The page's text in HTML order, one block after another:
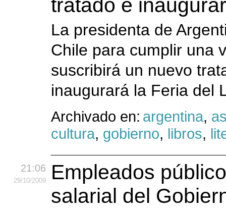
tratado e
La presidenta de
Chile para cumplir una
suscribirá un nuevo
inaugurará la Feria del
Archivado en: argentina,
cultura, gobierno, libros,
21:06
29/10/2009
Empleados
salarial del